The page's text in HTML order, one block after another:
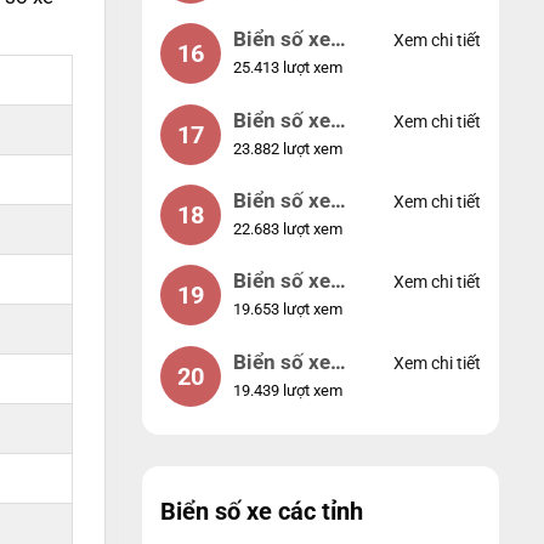
16
Biển số xe
49053
25.413 lượt xem
Xem chi tiết
17
Biển số xe
44953
23.882 lượt xem
Xem chi tiết
18
Biển số xe
74953
22.683 lượt xem
Xem chi tiết
19
Biển số xe
99998
19.653 lượt xem
Xem chi tiết
20
Biển số xe
25525
19.439 lượt xem
Xem chi tiết
Biển số xe các tỉnh